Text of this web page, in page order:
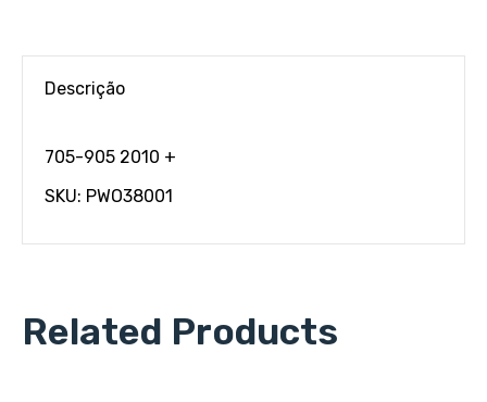
Descrição
705-905 2010 +
SKU: PWO38001
Related Products